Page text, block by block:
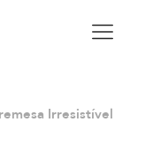
Irresistível